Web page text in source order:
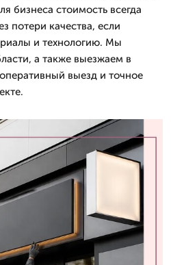
бизнеса стоимость всегда
потери качества, если
и технологию. Мы
а также выезжаем в
выезд и точное